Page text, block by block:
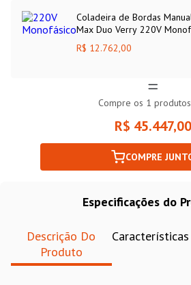
Coladeira de Bordas
Max Duo Verry 220V
R$ 12.762,00
Compre os 1
R$ 45.447,00
COMPRE
Especificações do
Descrição Do
Produto
Características